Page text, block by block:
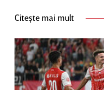
Citește mai mult